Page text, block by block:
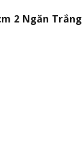
2 Ngăn Trắng